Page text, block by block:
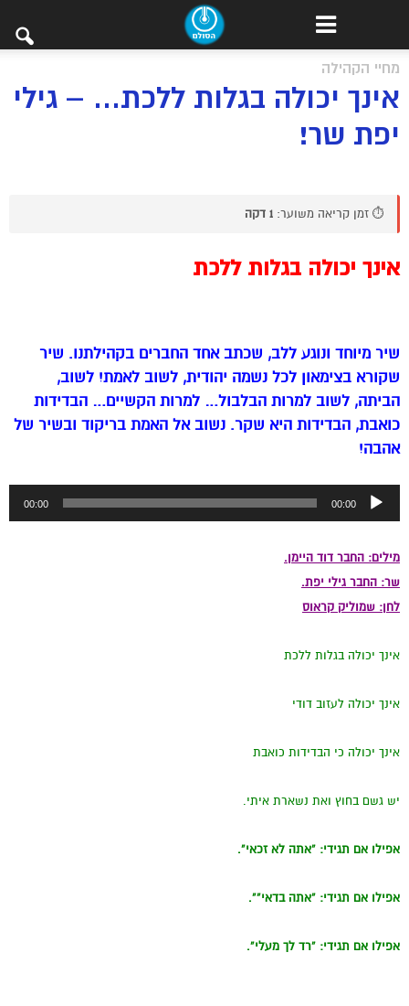
מחיי הקהילה
אינך יכולה בגלות ללכת… – גילי
יפת שר!
⏱️ זמן קריאה משוער: 1 דקה
אינך יכולה בגלות ללכת
שיר מיוחד ונוגע ללב, שכתב אחד החברים בקהילתנו. שיר
שקורא בצימאון לכל נשמה יהודית, לשוב לאמת! לשוב,
הביתה, לשוב למרות הבלבול… למרות הקשיים… הבדידות
כואבת, הבדידות היא שקר. נשוב אל האמת בריקוד ובשיר של
אהבה!
אודיו
00:00
00:00
מילים: החבר דוד היימן.
שר: החבר גילי יפת.
לחן: שמוליק קראוס
אינך יכולה בגלות ללכת
אינך יכולה לעזוב דודי
אינך יכולה כי הבדידות כואבת
יש גשם בחוץ ואת נשארת איתי.
אפילו אם תגידי: “אתה לא זכאי”.
אפילו אם תגידי: “אתה בדאי””
.
אפילו אם תגידי: “רד לך מעלי”.